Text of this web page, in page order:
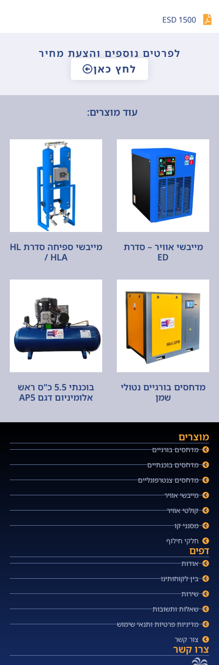
ESD 1500
לפרטים נוספים והצעת מחיר
לחץ כאן
עוד מוצרים:
מייבשי אוויר – סדרת
ED
מייבשי ספיחה סדרת HL
/ HLA
מדחסים בורגיים נטולי
שמן
בוכנתי 5.5 כ"ס ראש
אלומיניום דגם AP5
מוצרים
מדחסים בורגיים
מדחסים בוכנתיים
מדחסים צנטרפוגליים
מייבשי אוויר
קולטי אוויר
מסנני קו
חלקי חילוף
דפים
אודות
בין לקוחותינו
שירות
שאלות ותשובות
מדיניות פרטיות ותנאי שימוש
צור קשר
צרו קשר